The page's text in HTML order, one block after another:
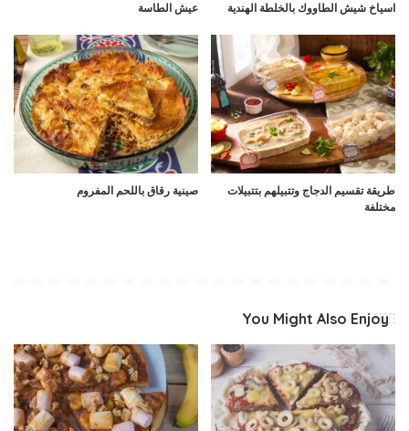
اسياخ شيش الطاووك بالخلطة الهندية عيش الطاسة
طريقة تقسيم الدجاج وتتبيلهم بتتبيلات
مختلفة
صينية رقاق باللحم المفروم
You Might Also Enjoy